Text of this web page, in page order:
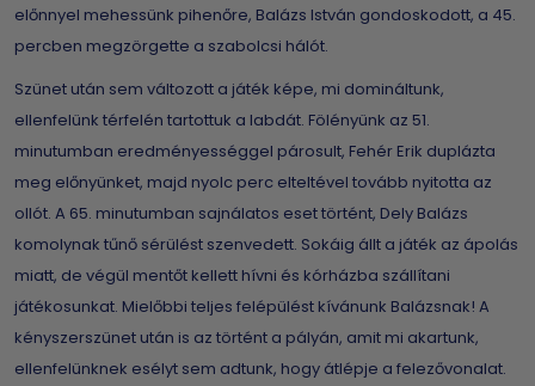
előnnyel mehessünk pihenőre, Balázs István gondoskodott, a 45.
percben megzörgette a szabolcsi hálót.
Szünet után sem változott a játék képe, mi domináltunk,
ellenfelünk térfelén tartottuk a labdát. Fölényünk az 51.
minutumban eredményességgel párosult, Fehér Erik duplázta
meg előnyünket, majd nyolc perc elteltével tovább nyitotta az
ollót. A 65. minutumban sajnálatos eset történt, Dely Balázs
komolynak tűnő sérülést szenvedett. Sokáig állt a játék az ápolás
miatt, de végül mentőt kellett hívni és kórházba szállítani
játékosunkat. Mielőbbi teljes felépülést kívánunk Balázsnak! A
kényszerszünet után is az történt a pályán, amit mi akartunk,
ellenfelünknek esélyt sem adtunk, hogy átlépje a felezővonalat.